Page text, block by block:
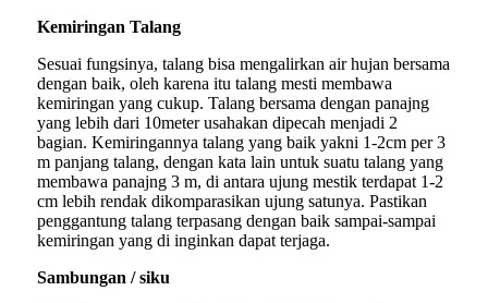
Kemiringan Talang
Sesuai fungsinya, talang bisa mengalirkan air hujan bersama
dengan baik, oleh karena itu talang mesti membawa
kemiringan yang cukup. Talang bersama dengan panajng
yang lebih dari 10meter usahakan dipecah menjadi 2
bagian. Kemiringannya talang yang baik yakni 1-2cm per 3
m panjang talang, dengan kata lain untuk suatu talang yang
membawa panajng 3 m, di antara ujung mestik terdapat 1-2
cm lebih rendak dikomparasikan ujung satunya. Pastikan
penggantung talang terpasang dengan baik sampai-sampai
kemiringan yang di inginkan dapat terjaga.
Sambungan / siku